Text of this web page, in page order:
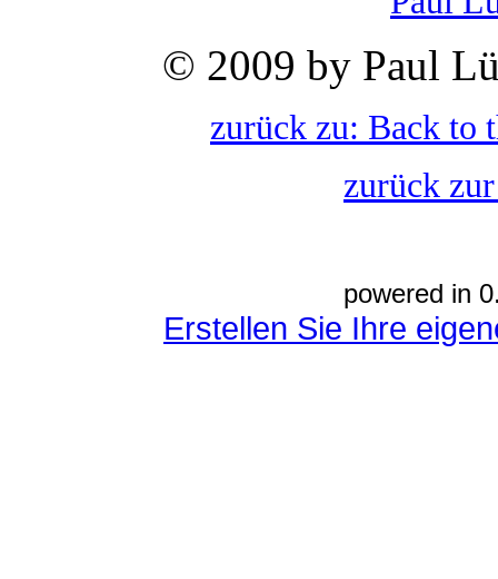
© 2009 by Paul
zurück zu: Back to
zurück
powered in
Erstellen Sie Ihre